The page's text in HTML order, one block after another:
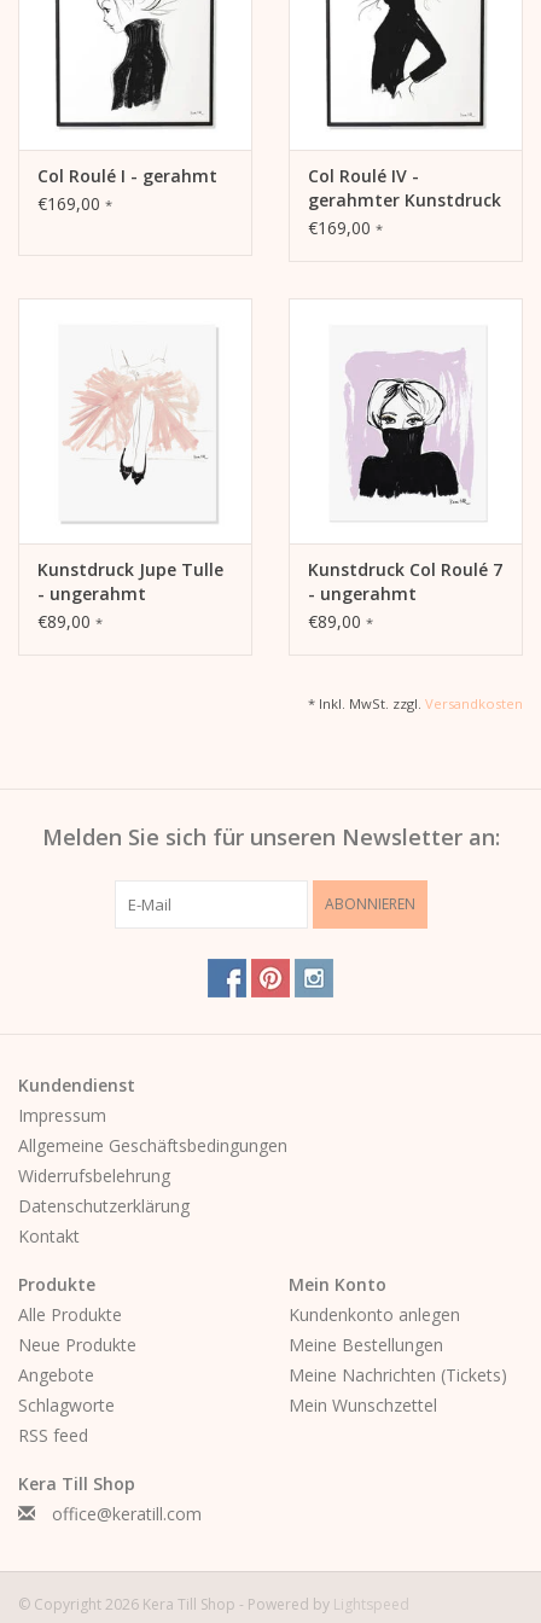
Col Roulé I - gerahmt
€169,00 *
Col Roulé IV -
gerahmter Kunstdruck
€169,00 *
Kunstdruck Jupe Tulle
- ungerahmt
€89,00 *
Kunstdruck Col Roulé 7
- ungerahmt
€89,00 *
* Inkl. MwSt. zzgl. Versandkosten
Melden Sie sich für unseren Newsletter an:
ABONNIEREN
Kundendienst
Impressum
Allgemeine Geschäftsbedingungen
Widerrufsbelehrung
Datenschutzerklärung
Kontakt
Produkte
Alle Produkte
Neue Produkte
Angebote
Schlagworte
RSS feed
Mein Konto
Kundenkonto anlegen
Meine Bestellungen
Meine Nachrichten (Tickets)
Mein Wunschzettel
Kera Till Shop
office@keratill.com
© Copyright 2026 Kera Till Shop - Powered by Lightspeed